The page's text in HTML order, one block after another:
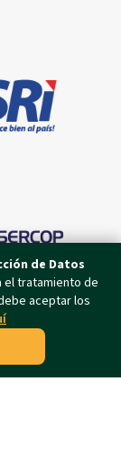
de Datos
el tratamiento de
aceptar los